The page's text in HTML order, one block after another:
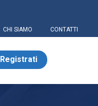
CHI SIAMO CONTATTI
Registrati